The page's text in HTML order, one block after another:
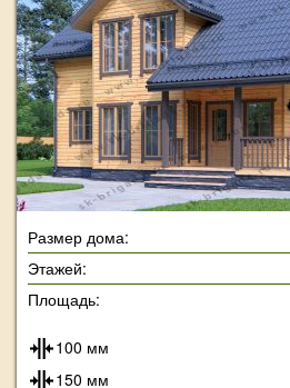
Размер дома:
Этажей:
Площадь:
100 мм
150 мм